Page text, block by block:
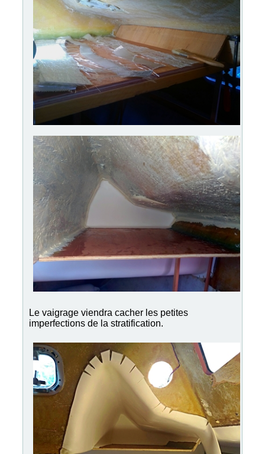
Le vaigrage viendra cacher les petites
imperfections de la stratification.